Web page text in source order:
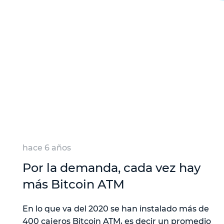
hace 6 años
Por la demanda, cada vez hay
más Bitcoin ATM
En lo que va del 2020 se han instalado más de
400 cajeros Bitcoin ATM, es decir un promedio